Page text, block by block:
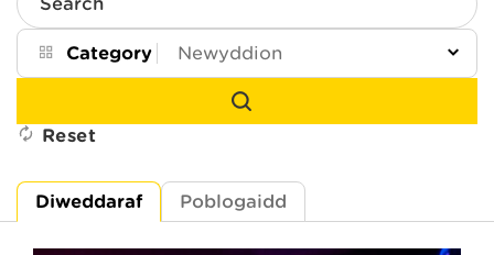
Search
Category
Reset
Diweddaraf Poblogaidd